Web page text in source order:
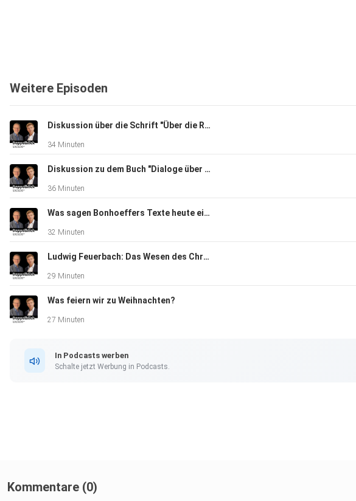
Weitere Episoden
Diskussion über die Schrift "Über die Religion" von Friedrich Schleiermacher
34 Minuten
Diskussion zu dem Buch "Dialoge über die natürliche Religion" von David Hume
36 Minuten
Was sagen Bonhoeffers Texte heute einem säkularen Humanisten und einem Christen?
32 Minuten
Ludwig Feuerbach: Das Wesen des Christentums
29 Minuten
Was feiern wir zu Weihnachten?
27 Minuten
In Podcasts werben
Schalte jetzt Werbung in Podcasts.
Kommentare (0)